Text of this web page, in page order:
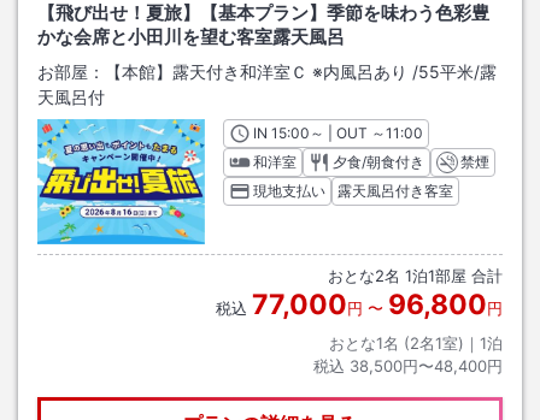
【飛び出せ！夏旅】【基本プラン】季節を味わう色彩豊
かな会席と小田川を望む客室露天風呂
お部屋： 【本館】露天付き和洋室Ｃ ※内風呂あり /55平米/露
天風呂付
INチェックイン
15:00 ～ | OUT チェックアウト
～11:00
和洋室
夕食/朝食付き
禁煙
現地支払い
露天風呂付き客室
おとな2名 1泊1部屋 合計
税込 77,000円 〜 96,800円
おとな1名 (2名1室)｜ 1泊
税込 38,500円〜48,400円